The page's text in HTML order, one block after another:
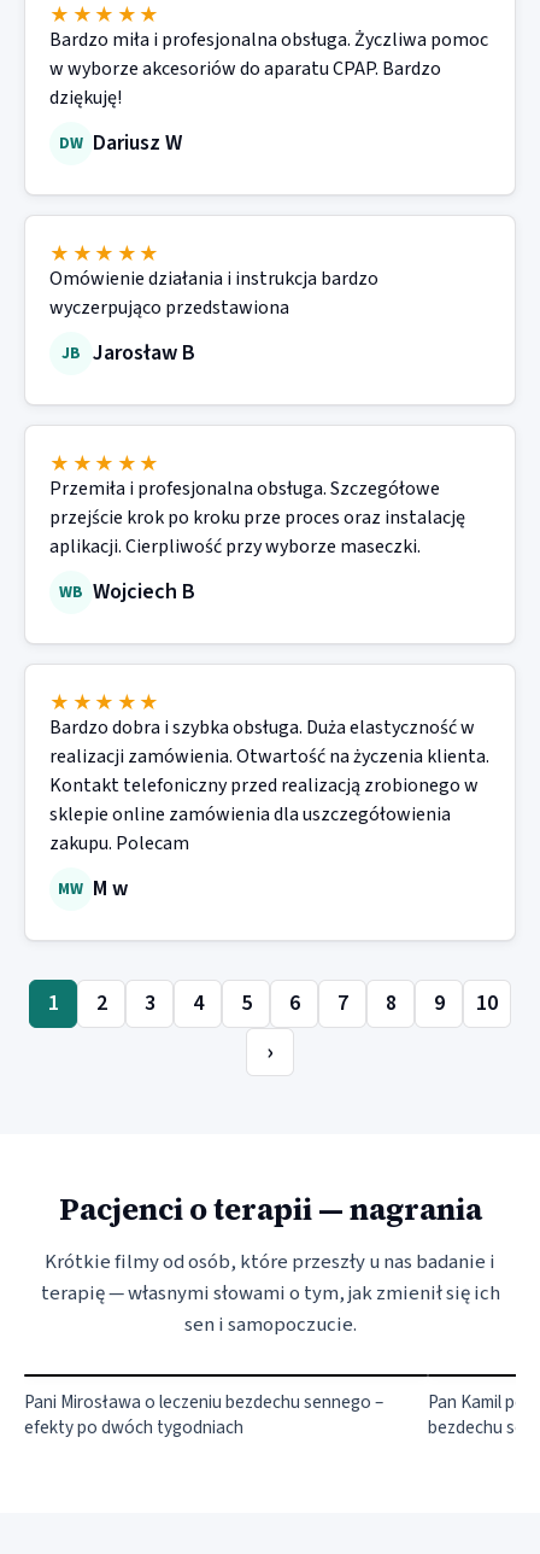
★★★★★
Bardzo miła i profesjonalna obsługa. Życzliwa pomoc
w wyborze akcesoriów do aparatu CPAP. Bardzo
dziękuję!
DW Dariusz W
★★★★★
Omówienie działania i instrukcja bardzo
wyczerpująco przedstawiona
JB Jarosław B
★★★★★
Przemiła i profesjonalna obsługa. Szczegółowe
przejście krok po kroku prze proces oraz instalację
aplikacji. Cierpliwość przy wyborze maseczki.
WB Wojciech B
★★★★★
Bardzo dobra i szybka obsługa. Duża elastyczność w
realizacji zamówienia. Otwartość na życzenia klienta.
Kontakt telefoniczny przed realizacją zrobionego w
sklepie online zamówienia dla uszczegółowienia
zakupu. Polecam
MW M w
1 2 3 4 5 6 7 8 9 10
›
Pacjenci o terapii — nagrania
Krótkie filmy od osób, które przeszły u nas badanie i
terapię — własnymi słowami o tym, jak zmienił się ich
sen i samopoczucie.
Pani Mirosława o leczeniu bezdechu sennego –
efekty po dwóch tygodniach
Pan Kamil po
bezdechu